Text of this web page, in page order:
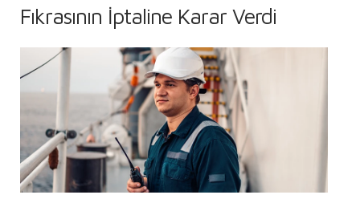
Fıkrasının İptaline Karar Verdi